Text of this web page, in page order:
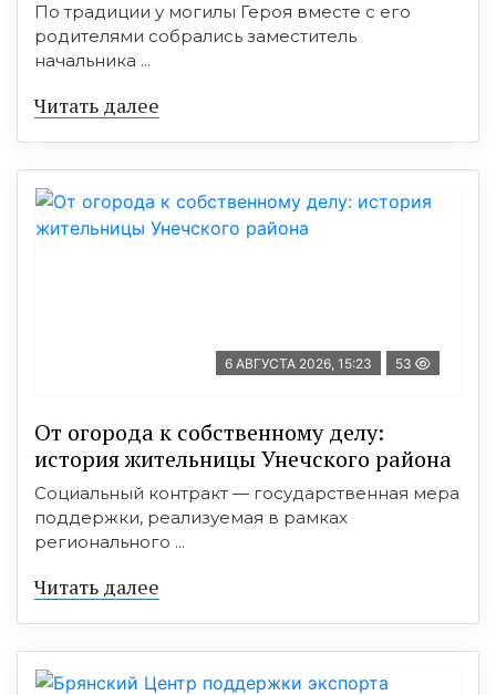
По традиции у могилы Героя вместе с его
родителями собрались заместитель
начальника ...
Читать далее
6 АВГУСТА 2026, 15:23 53
От огорода к собственному делу:
история жительницы Унечского района
Социальный контракт — государственная мера
поддержки, реализуемая в рамках
регионального ...
Читать далее